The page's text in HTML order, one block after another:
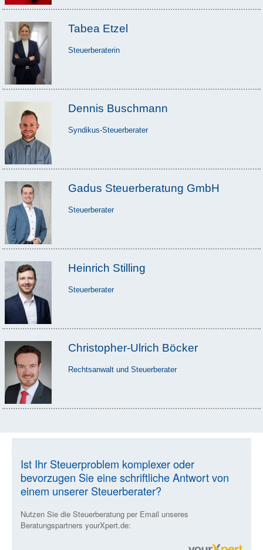
Tabea Etzel
Steuerberaterin
Dennis Buschmann
Syndikus-Steuerberater
Gadus Steuerberatung GmbH
Steuerberater
Heinrich Stilling
Steuerberater
Christopher-Ulrich Böcker
Rechtsanwalt und Steuerberater